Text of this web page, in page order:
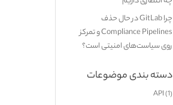
چرا GitLab در حال حذف
Compliance Pipelines و تمرکز
روی سیاست‌های امنیتی است؟
دسته بندی موضوعات
API(1)